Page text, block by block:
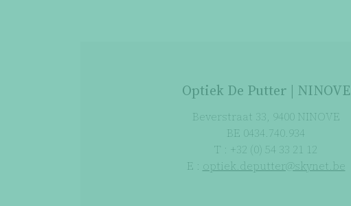
Optiek De Putter | NINOVE
Beverstraat 33, 9400 NINOVE
BE 0434.740.934
T : +32 (0) 54 33 21 12
E : optiek.deputter@skynet.be